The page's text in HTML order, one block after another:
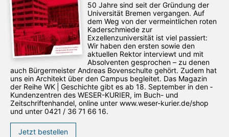
50 Jahre sind seit der Gründung der
Universität Bremen vergangen. Auf
dem Weg von der vermeintlichen roten
Kaderschmiede zur
Exzellenzuniversität ist viel passiert:
Wir haben den ersten sowie den
aktuellen Rektor interviewt und mit
Absolventen gesprochen – zu denen
auch Bürgermeister Andreas Bovenschulte gehört. Zudem hat
uns ein Architekt über den Campus begleitet. Das Magazin
der Reihe WK | Geschichte gibt es ab 18. September in den ­
Kundenzentren des WESER-­KURIER, im Buch- und
Zeitschriftenhandel, online unter www.weser-kurier.de/shop
und unter 0421 / 36 71 66 16.
Jetzt bestellen